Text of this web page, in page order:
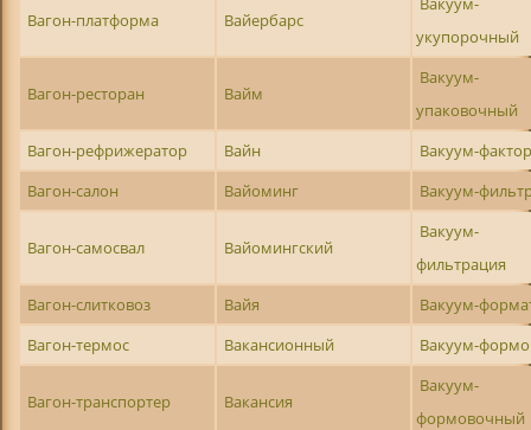
Вагон-платформа Вайербарс
укупорочный
Вагон-ресторан Вайм
Вакуум-
упаковочный
Вагон-рефрижератор
Вайн
Вакуум-
Вагон-салон
Вайоминг Вакуум-
Вагон-самосвал Вайомингский
Вакуум-
фильтрация
Вагон-слитковоз
Вайя
Вакуум-
Вагон-термос
Вакансионный Вакуум-
Вагон-транспортер Вакансия
Вакуум-
формовочный